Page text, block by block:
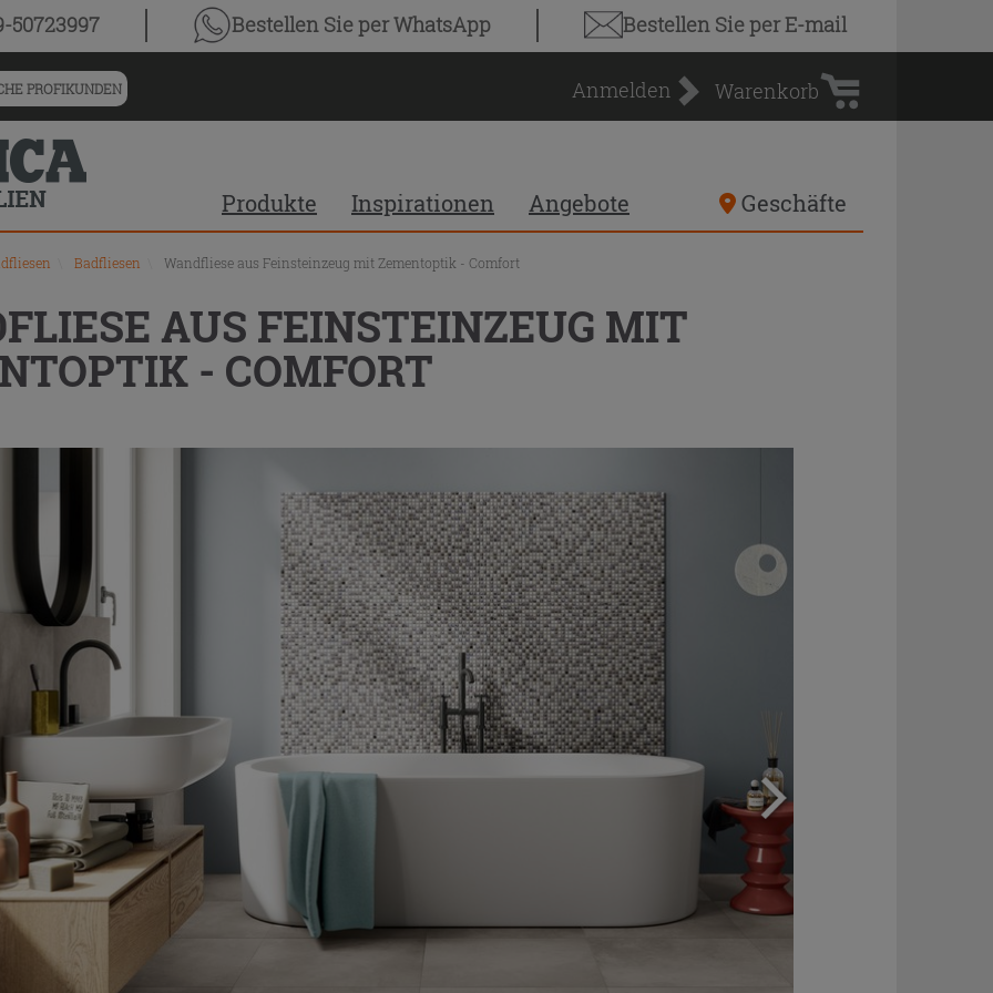
50723997 Bestellen Sieper WhatsApp Bestellen Sieper E-mail
PROFIKUNDEN Anmelden
Warenkorb
Warenkorb
Produkte Inspirationen Angebote Geschäfte
Badfliesen Wandfliese aus Feinsteinzeug mit Zementoptik - Comfort
AUS FEINSTEINZEUG MIT
- COMFORT